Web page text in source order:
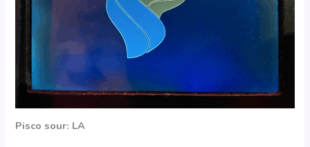
Pisco sour: LA